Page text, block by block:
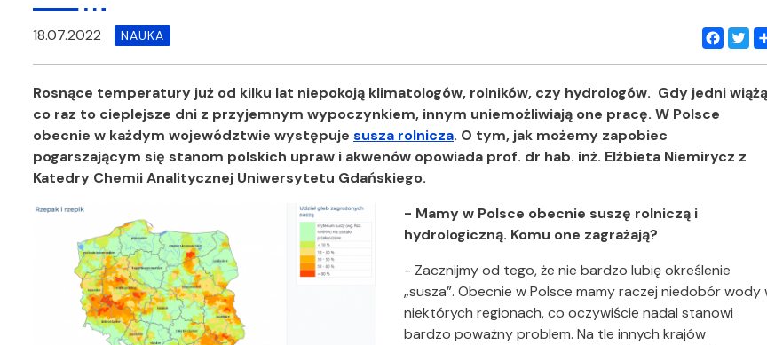
Facebook
18.07.2022 NAUKA
Rosnące temperatury już od kilku lat niepokoją klimatologów, rolników, czy hydrologów. Gdy jedni wiążą
co raz to cieplejsze dni z przyjemnym wypoczynkiem, innym uniemożliwiają one pracę. W Polsce
obecnie w każdym województwie występuje susza rolnicza. O tym, jak możemy zapobiec
pogarszającym się stanom polskich upraw i akwenów opowiada prof. dr hab. inż. Elżbieta Niemirycz z
Katedry Chemii Analitycznej Uniwersytetu Gdańskiego.
- Mamy w Polsce obecnie suszę rolniczą i
hydrologiczną. Komu one zagrażają?
- Zacznijmy od tego, że nie bardzo lubię określenie
„susza”. Obecnie w Polsce mamy raczej niedobór wody
niektórych regionach, co oczywiście nadal stanowi
bardzo poważny problem. Na tle innych krajów